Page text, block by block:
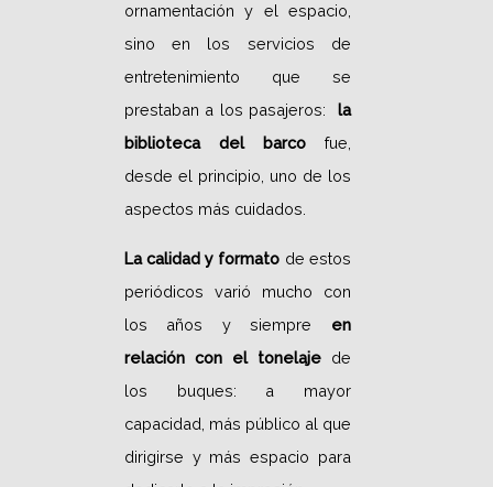
ornamentación y el espacio,
sino en los servicios de
entretenimiento que se
prestaban a los pasajeros: la
biblioteca del barco fue,
desde el principio, uno de los
aspectos más cuidados.
La calidad y formato de estos
periódicos varió mucho con
los años y siempre en
relación con el tonelaje de
los buques: a mayor
capacidad, más público al que
dirigirse y más espacio para